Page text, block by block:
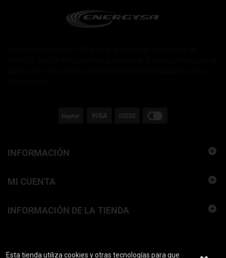
INFORMACIÓN
MI CUENTA
Esta tienda utiliza cookies y otras tecnologías para que
INFORMACIÓN DE LA TIENDA